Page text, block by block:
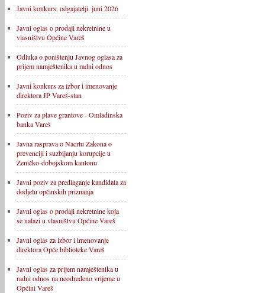
Javni konkurs, odgajatelji, juni 2026
Javni oglas o prodaji nekretnine u
vlasništvu Općine Vareš
Odluka o poništenju Javnog oglasa za
prijem namještenika u radni odnos
Javni konkurs za izbor i imenovanje
direktora JP Vareš-stan
Poziv za plave grantove - Omladinska
banka Vareš
Javna rasprava o Nacrtu Zakona o
prevenciji i suzbijanju korupcije u
Zeničko-dobojskom kantonu
Javni poziv za predlaganje kandidata za
dodjelu općinskih priznanja
Javni oglas o prodaji nekretnine koja
se nalazi u vlasništvu Općine Vareš
Javni oglas za izbor i imenovanje
direktora Opće biblioteke Vareš
Javni oglas za prijem namještenika u
radni odnos na neodređeno vrijeme u
Općini Vareš